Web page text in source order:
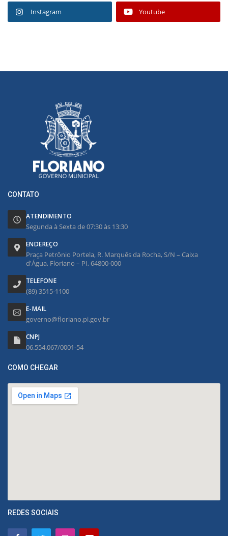
Instagram Youtube
CONTATO
ATENDIMENTO
Segunda à Sexta de 07:30 às 13:30
ENDEREÇO
Praça Petrônio Portela, R. Marquês da Rocha, S/N – Caixa
d'Água, Floriano – PI, 64800-000
TELEFONE
(89) 3515-1100
E-MAIL
governo@floriano.pi.gov.br
CNPJ
06.554.067/0001-54
COMO CHEGAR
REDES SOCIAIS